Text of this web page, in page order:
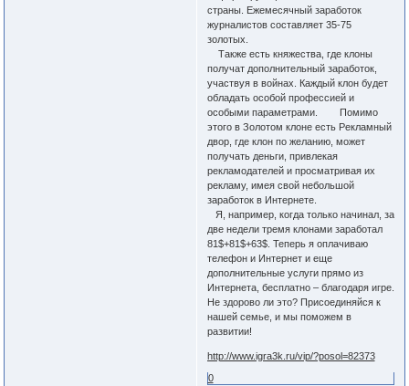
страны. Ежемесячный заработок
журналистов составляет 35-75
золотых.
Также есть княжества, где клоны
получат дополнительный заработок,
участвуя в войнах. Каждый клон будет
обладать особой профессией и
особыми параметрами. Помимо
этого в Золотом клоне есть Рекламный
двор, где клон по желанию, может
получать деньги, привлекая
рекламодателей и просматривая их
рекламу, имея свой небольшой
заработок в Интернете.
Я, например, когда только начинал, за
две недели тремя клонами заработал
81$+81$+63$. Теперь я оплачиваю
телефон и Интернет и еще
дополнительные услуги прямо из
Интернета, бесплатно – благодаря игре.
Не здорово ли это? Присоединяйся к
нашей семье, и мы поможем в
развитии!
http://www.igra3k.ru/vip/?posol=82373
0